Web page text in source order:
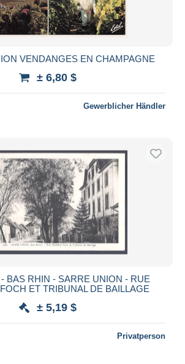
VENDANGES EN CHAMPAGNE
± 6,80 $
Gewerblicher Händler
BAS RHIN - SARRE UNION - RUE
ET TRIBUNAL DE BAILLAGE
± 5,19 $
Privatperson